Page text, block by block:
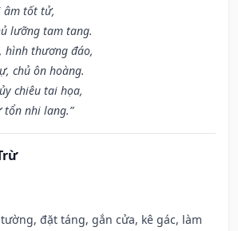
âm tốt tử,
lưỡng tam tang.
hình thương đáo,
chủ ôn hoàng.
chiêu tai họa,
tổn nhi lang.”
tường, đặt táng, gắn cửa, kê gác, làm